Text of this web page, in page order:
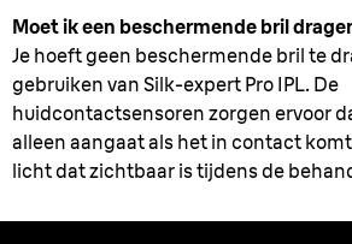
Moet ik een beschermende bril
Je hoeft geen beschermende bril te
gebruiken van Silk-expert Pro IPL. De
huidcontactsensoren zorgen ervoor
alleen aangaat als het in contact
licht dat zichtbaar is tijdens de